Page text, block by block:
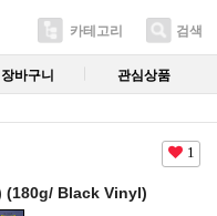
카테고리 검색
장바구니 관심상품
1
(180g/ Black Vinyl)